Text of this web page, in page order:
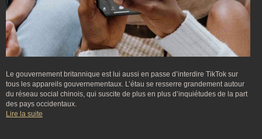
Le gouvernement britannique est lui aussi en passe d’interdire TikTok sur
tous les appareils gouvernementaux. L’étau se resserre grandement autour
du réseau social chinois, qui suscite de plus en plus d’inquiétudes de la part
des pays occidentaux.
Lire la suite